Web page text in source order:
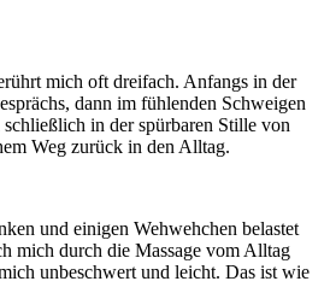
mich oft dreifach. Anfangs in der
dann im fühlenden Schweigen
in der spürbaren Stille von
Weg zurück in den Alltag.
und einigen Wehwehchen belastet
mich durch die Massage vom Alltag
unbeschwert und leicht. Das ist wie